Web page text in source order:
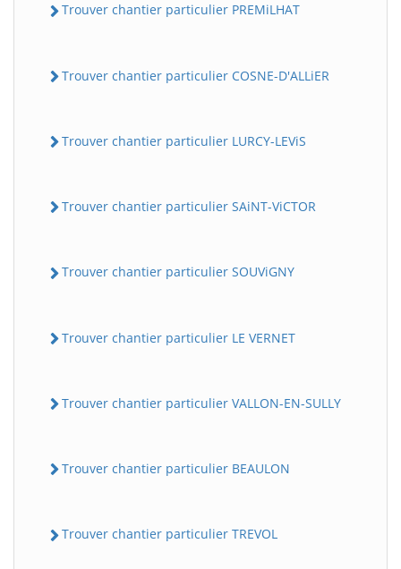
Trouver chantier particulier PREMiLHAT
Trouver chantier particulier COSNE-D'ALLiER
Trouver chantier particulier LURCY-LEViS
Trouver chantier particulier SAiNT-ViCTOR
Trouver chantier particulier SOUViGNY
Trouver chantier particulier LE VERNET
Trouver chantier particulier VALLON-EN-SULLY
Trouver chantier particulier BEAULON
Trouver chantier particulier TREVOL